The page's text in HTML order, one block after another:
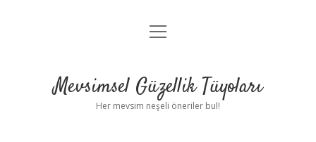
Anasayfa
Yasal Uyarı
menüyü
Mevsimsel Güzellik Tüyoları
Her mevsim neşeli öneriler bul!